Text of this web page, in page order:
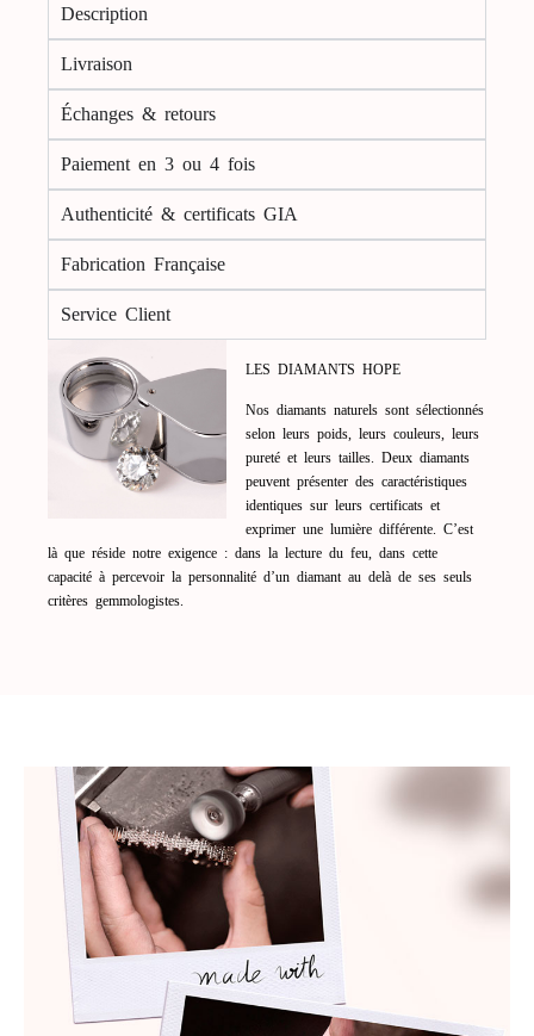
Description
Livraison
Échanges & retours
Paiement en 3 ou 4 fois
Authenticité & certificats GIA
Fabrication Française
Service Client
LES DIAMANTS HOPE
Nos diamants naturels sont sélectionnés
selon leurs poids, leurs couleurs, leurs
pureté et leurs tailles. Deux diamants
peuvent présenter des caractéristiques
identiques sur leurs certificats et
exprimer une lumière différente. C’est
là que réside notre exigence : dans la lecture du feu, dans cette
capacité à percevoir la personnalité d’un diamant au delà de ses seuls
critères gemmologistes.